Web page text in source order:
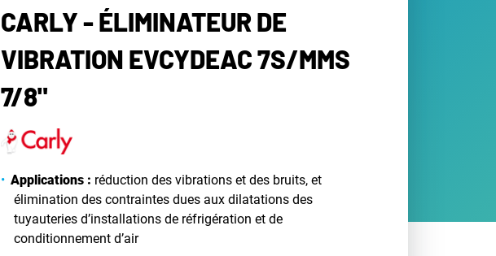
CARLY - ÉLIMINATEUR DE
VIBRATION EVCYDEAC 7S/MMS
7/8"
Applications : réduction des vibrations et des bruits, et
élimination des contraintes dues aux dilatations des
tuyauteries d’installations de réfrigération et de
conditionnement d’air